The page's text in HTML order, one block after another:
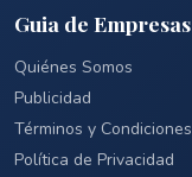
Guia de Empresas
Quiénes Somos
Publicidad
Términos y Condiciones
Política de Privacidad